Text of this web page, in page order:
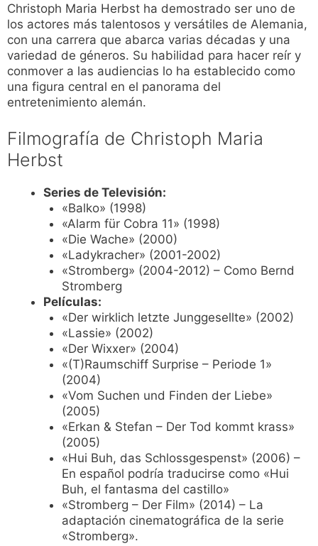
Christoph Maria Herbst ha demostrado ser uno de
los actores más talentosos y versátiles de Alemania,
con una carrera que abarca varias décadas y una
variedad de géneros. Su habilidad para hacer reír y
conmover a las audiencias lo ha establecido como
una figura central en el panorama del
entretenimiento alemán.
Filmografía de Christoph Maria
Herbst
Series de Televisión:
«Balko» (1998)
«Alarm für Cobra 11» (1998)
«Die Wache» (2000)
«Ladykracher» (2001-2002)
«Stromberg» (2004-2012) – Como Bernd
Stromberg
Películas:
«Der wirklich letzte Junggesellte» (2002)
«Lassie» (2002)
«Der Wixxer» (2004)
«(T)Raumschiff Surprise – Periode 1»
(2004)
«Vom Suchen und Finden der Liebe»
(2005)
«Erkan & Stefan – Der Tod kommt krass»
(2005)
«Hui Buh, das Schlossgespenst» (2006) –
En español podría traducirse como «Hui
Buh, el fantasma del castillo»
«Stromberg – Der Film» (2014) – La
adaptación cinematográfica de la serie
«Stromberg».